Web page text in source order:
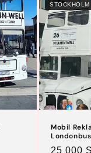
STOCKHOLM
Mobil
25 000